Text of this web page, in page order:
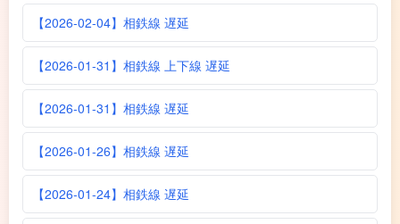
【2026-02-04】相鉄線 遅延
【2026-01-31】相鉄線 上下線 遅延
【2026-01-31】相鉄線 遅延
【2026-01-26】相鉄線 遅延
【2026-01-24】相鉄線 遅延